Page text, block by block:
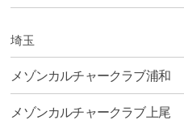
埼玉
メゾンカルチャークラブ浦和
メゾンカルチャークラブ上尾